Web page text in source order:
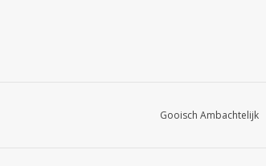
Gooisch Ambachtelijk